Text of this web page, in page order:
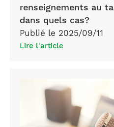
renseignements au
dans quels cas?
Publié le 2025/09/11
Lire l'article